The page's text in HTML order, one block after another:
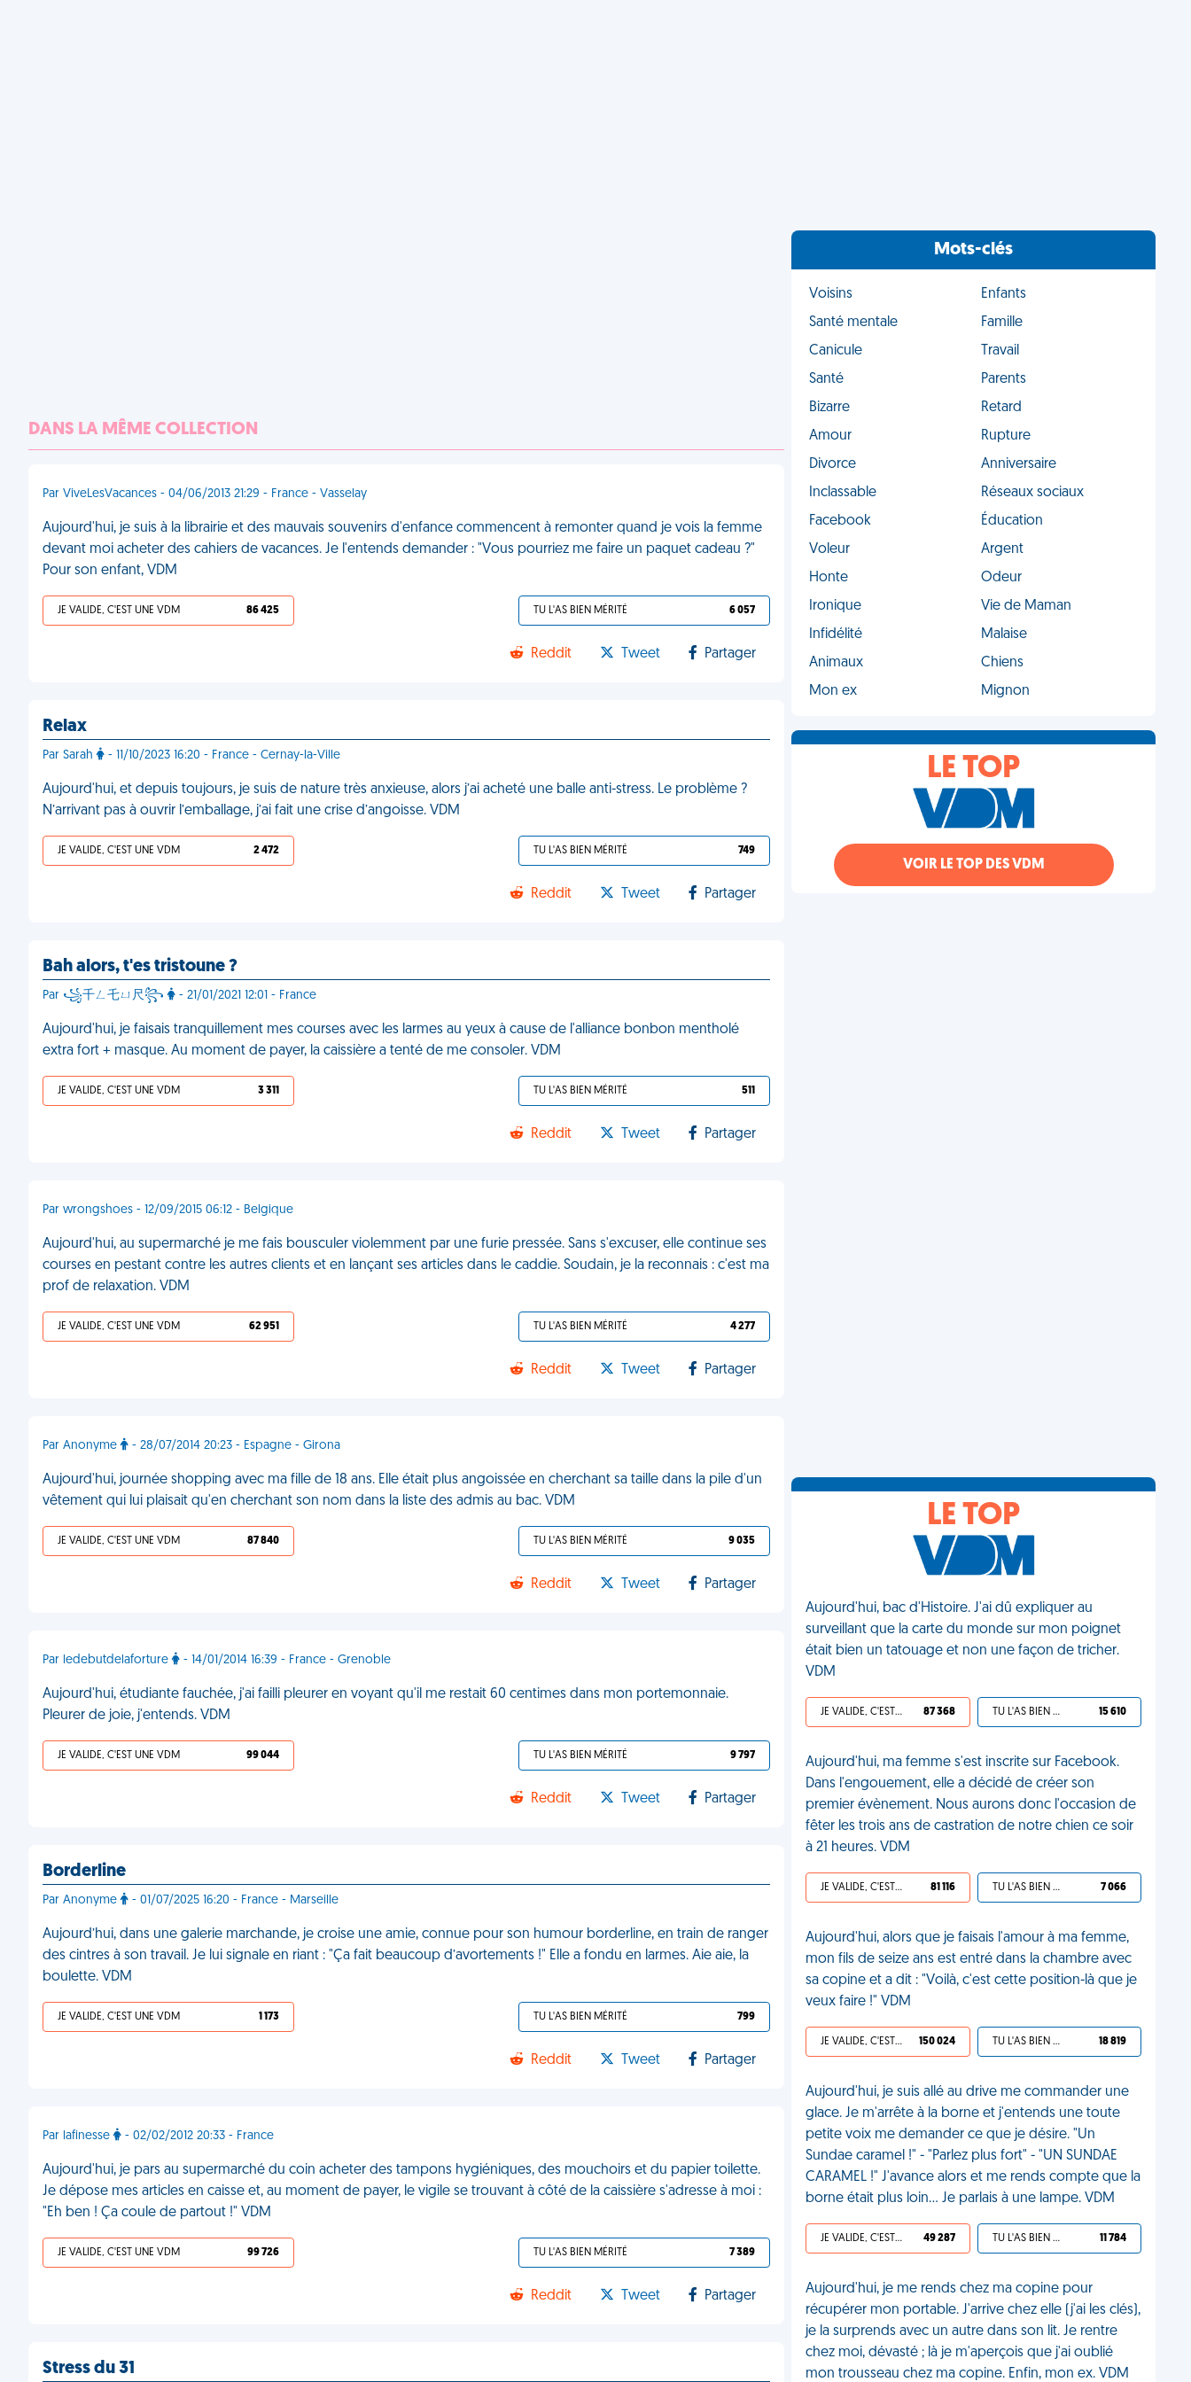
DANS LA MÊME COLLECTION
Par ViveLesVacances - 04/06/2013 21:29 - France - Vasselay
Aujourd'hui, je suis à la librairie et des mauvais souvenirs d'enfance commencent à remonter quand je vois la femme
devant moi acheter des cahiers de vacances. Je l'entends demander : "Vous pourriez me faire un paquet cadeau ?"
Pour son enfant, VDM
JE VALIDE, C'EST UNE VDM 86 425 TU L'AS BIEN MÉRITÉ 6 057
Reddit Tweet Partager
Relax
Par Sarah - 11/10/2023 16:20 - France - Cernay-la-Ville
Aujourd'hui, et depuis toujours, je suis de nature très anxieuse, alors j’ai acheté une balle anti-stress. Le problème ?
N’arrivant pas à ouvrir l’emballage, j’ai fait une crise d’angoisse. VDM
JE VALIDE, C'EST UNE VDM 2 472 TU L'AS BIEN MÉRITÉ 749
Reddit Tweet Partager
Bah alors, t'es tristoune ?
Par ꧁千ㄥ乇ㄩ尺꧂ - 21/01/2021 12:01 - France
Aujourd'hui, je faisais tranquillement mes courses avec les larmes au yeux à cause de l'alliance bonbon mentholé
extra fort + masque. Au moment de payer, la caissière a tenté de me consoler. VDM
JE VALIDE, C'EST UNE VDM 3 311 TU L'AS BIEN MÉRITÉ 511
Reddit Tweet Partager
Par wrongshoes - 12/09/2015 06:12 - Belgique
Aujourd'hui, au supermarché je me fais bousculer violemment par une furie pressée. Sans s'excuser, elle continue ses
courses en pestant contre les autres clients et en lançant ses articles dans le caddie. Soudain, je la reconnais : c'est ma
prof de relaxation. VDM
JE VALIDE, C'EST UNE VDM 62 951 TU L'AS BIEN MÉRITÉ 4 277
Reddit Tweet Partager
Par Anonyme - 28/07/2014 20:23 - Espagne - Girona
Aujourd'hui, journée shopping avec ma fille de 18 ans. Elle était plus angoissée en cherchant sa taille dans la pile d'un
vêtement qui lui plaisait qu'en cherchant son nom dans la liste des admis au bac. VDM
JE VALIDE, C'EST UNE VDM 87 840 TU L'AS BIEN MÉRITÉ 9 035
Reddit Tweet Partager
Par ledebutdelaforture - 14/01/2014 16:39 - France - Grenoble
Aujourd'hui, étudiante fauchée, j'ai failli pleurer en voyant qu'il me restait 60 centimes dans mon portemonnaie.
Pleurer de joie, j'entends. VDM
JE VALIDE, C'EST UNE VDM 99 044 TU L'AS BIEN MÉRITÉ 9 797
Reddit Tweet Partager
Borderline
Par Anonyme - 01/07/2025 16:20 - France - Marseille
Aujourd’hui, dans une galerie marchande, je croise une amie, connue pour son humour borderline, en train de ranger
des cintres à son travail. Je lui signale en riant : "Ça fait beaucoup d’avortements !" Elle a fondu en larmes. Aie aie, la
boulette. VDM
JE VALIDE, C'EST UNE VDM 1 173 TU L'AS BIEN MÉRITÉ 799
Reddit Tweet Partager
Par lafinesse - 02/02/2012 20:33 - France
Aujourd'hui, je pars au supermarché du coin acheter des tampons hygiéniques, des mouchoirs et du papier toilette.
Je dépose mes articles en caisse et, au moment de payer, le vigile se trouvant à côté de la caissière s'adresse à moi :
"Eh ben ! Ça coule de partout !" VDM
JE VALIDE, C'EST UNE VDM 99 726 TU L'AS BIEN MÉRITÉ 7 389
Reddit Tweet Partager
Stress du 31
Mots-clés
Voisins
Enfants
Santé mentale
Famille
Canicule
Travail
Santé
Parents
Bizarre
Retard
Amour
Rupture
Divorce
Anniversaire
Inclassable
Réseaux sociaux
Facebook
Éducation
Voleur
Argent
Honte
Odeur
Ironique
Vie de Maman
Infidélité
Malaise
Animaux
Chiens
Mon ex
Mignon
LE TOP
VOIR LE TOP DES VDM
LE TOP
Aujourd'hui, bac d'Histoire. J'ai dû expliquer au
surveillant que la carte du monde sur mon poignet
était bien un tatouage et non une façon de tricher.
VDM
JE VALIDE, C'EST UNE VDM 87 368 TU L'AS BIEN MÉRITÉ 15 610
Aujourd'hui, ma femme s'est inscrite sur Facebook.
Dans l'engouement, elle a décidé de créer son
premier évènement. Nous aurons donc l'occasion de
fêter les trois ans de castration de notre chien ce soir
à 21 heures. VDM
JE VALIDE, C'EST UNE VDM 81 116 TU L'AS BIEN MÉRITÉ 7 066
Aujourd'hui, alors que je faisais l'amour à ma femme,
mon fils de seize ans est entré dans la chambre avec
sa copine et a dit : "Voilà, c'est cette position-là que je
veux faire !" VDM
JE VALIDE, C'EST UNE VDM 150 024 TU L'AS BIEN MÉRITÉ 18 819
Aujourd'hui, je suis allé au drive me commander une
glace. Je m'arrête à la borne et j'entends une toute
petite voix me demander ce que je désire. "Un
Sundae caramel !" - "Parlez plus fort" - "UN SUNDAE
CARAMEL !" J'avance alors et me rends compte que la
borne était plus loin... Je parlais à une lampe. VDM
JE VALIDE, C'EST UNE VDM 49 287 TU L'AS BIEN MÉRITÉ 11 784
Aujourd'hui, je me rends chez ma copine pour
récupérer mon portable. J'arrive chez elle (j'ai les clés),
je la surprends avec un autre dans son lit. Je rentre
chez moi, dévasté ; là je m'aperçois que j'ai oublié
mon trousseau chez ma copine. Enfin, mon ex. VDM